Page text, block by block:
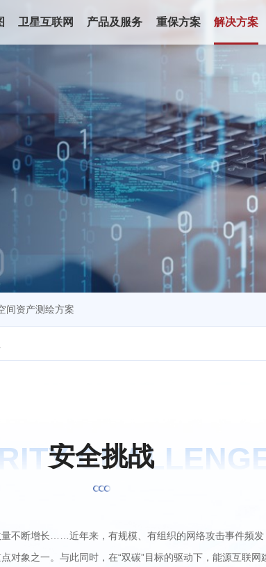
卫星互联网 产品及服务 重保方案 解决方案
间资产测绘方案
安全挑战
不断增长……近年来，有规模、有组织的网络攻击事件频
对象之一。与此同时，在“双碳”目标的驱动下，能源互联